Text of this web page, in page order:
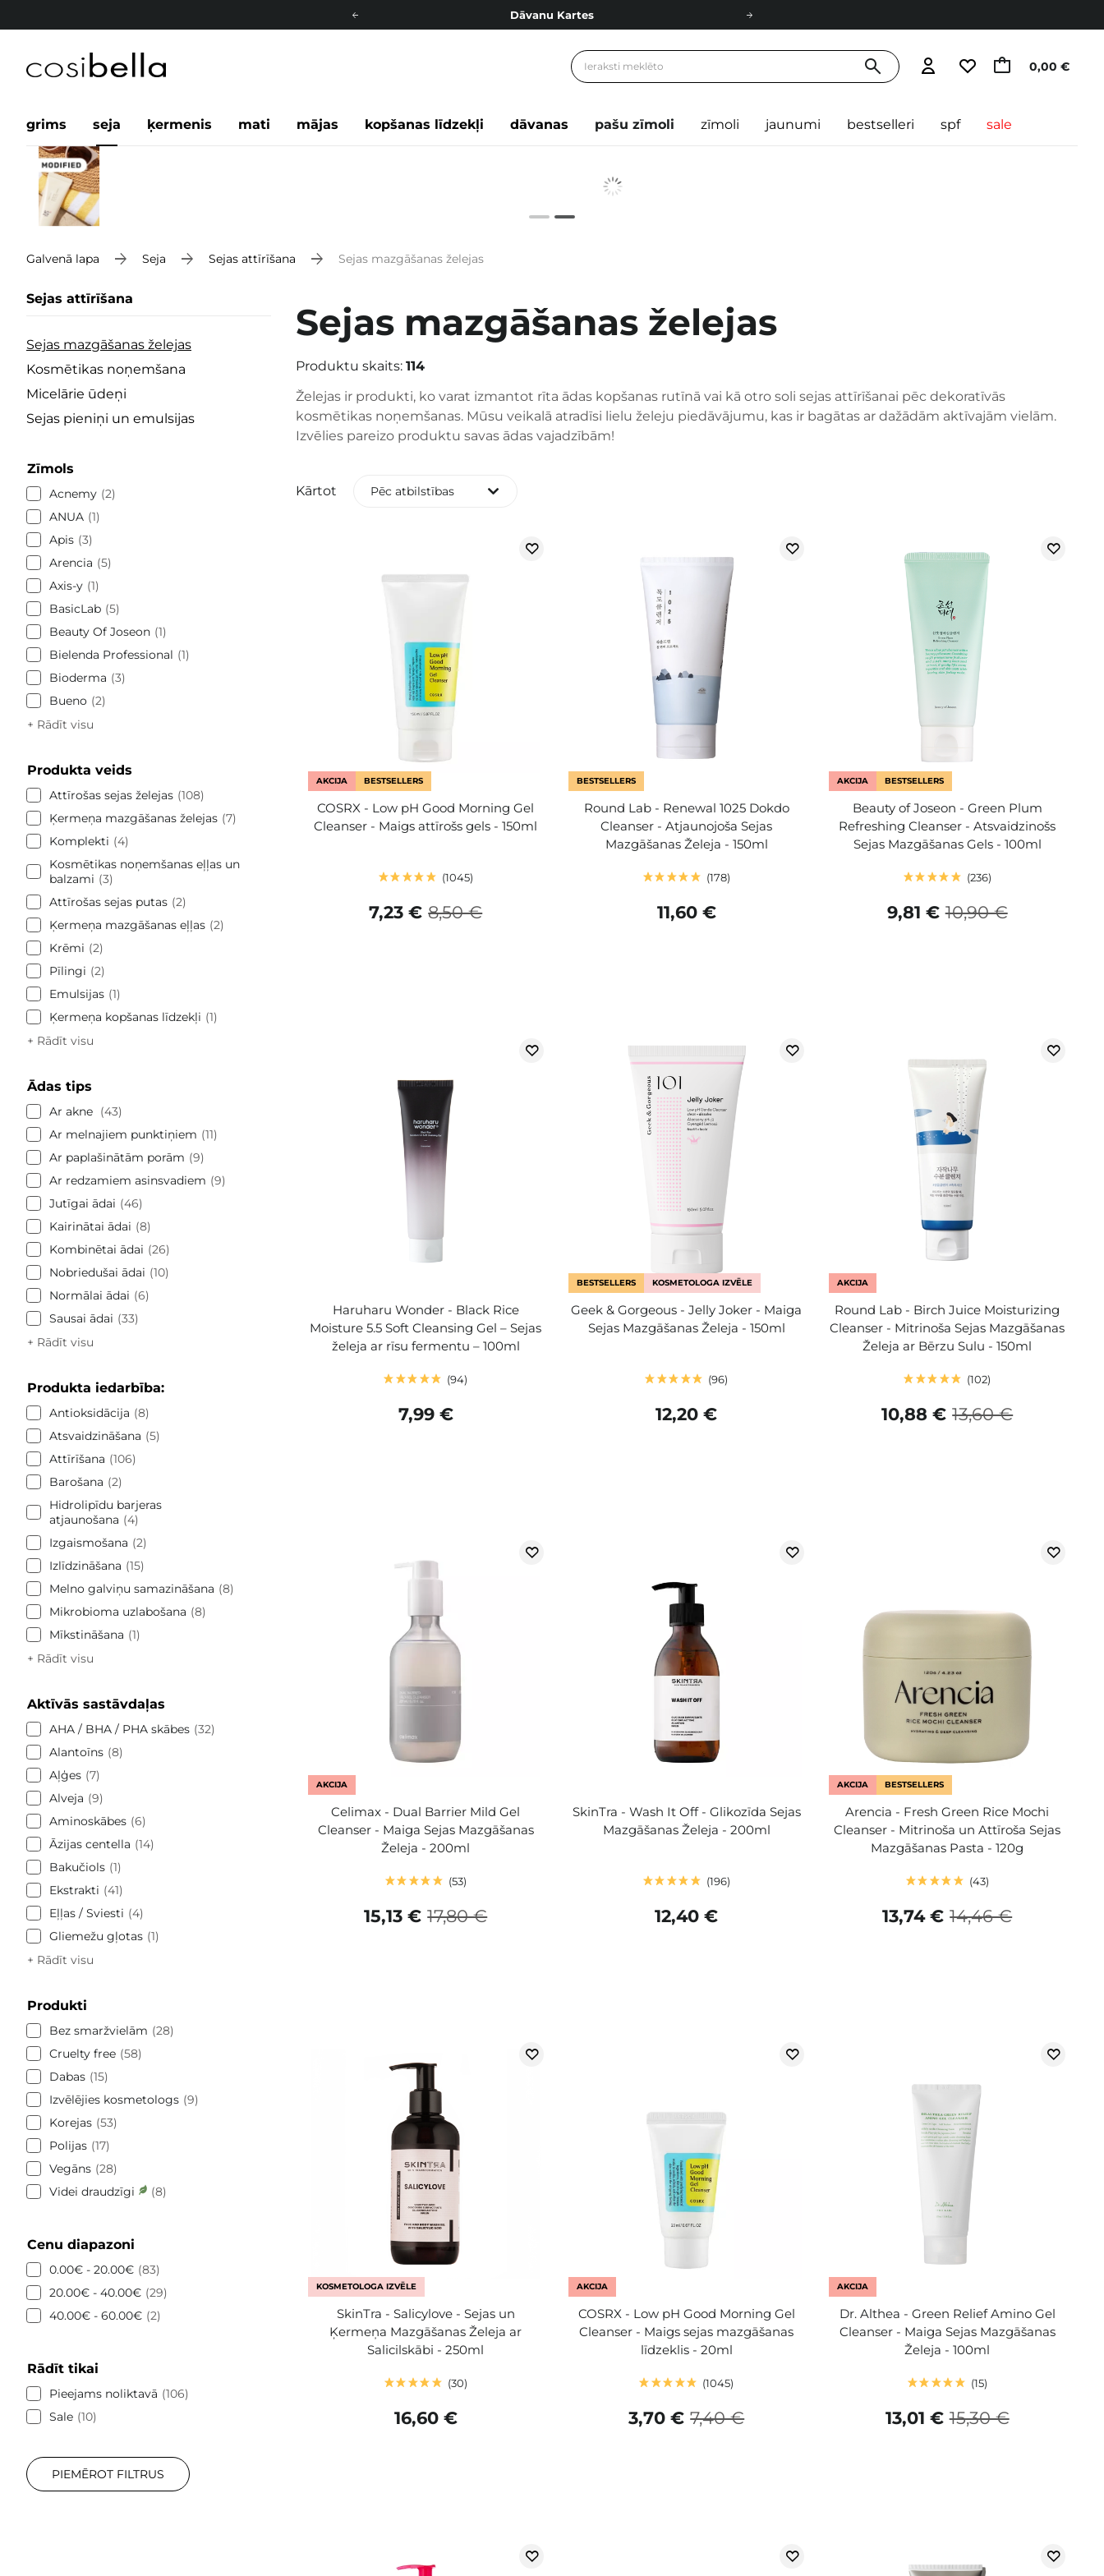
Dāvanu Kartes
Bezmaskas piegāde no 49,00 € 0,00 €
grims seja ķermenis mati mājas kopšanas līdzekļi dāvanas pašu zīmoli zīmoli jaunumi bestselleri spf sale
Galvenā lapa Seja Sejas attīrīšana Sejas mazgāšanas želejas
Sejas attīrīšana
Sejas mazgāšanas želejas
Kosmētikas noņemšana
Micelārie ūdeņi
Sejas pieniņi un emulsijas
Zīmols
Acnemy 2
ANUA 1
Apis 3
Arencia
5
Axis-y 1
BasicLab 5
Beauty Of Joseon 1
Bielenda Professional
1
Bioderma
3
Bueno 2
+ Rādīt visu
Produkta veids
Attīrošas sejas želejas 108
Ķermeņa mazgāšanas želejas 7
Komplekti
4
Kosmētikas noņemšanas eļļas un
balzami
3
Attīrošas sejas putas 2
Ķermeņa mazgāšanas eļļas 2
Krēmi
2
Pīlingi
2
Emulsijas 1
Ķermeņa kopšanas līdzekļi
1
+ Rādīt visu
Ādas tips
Ar akne
43
Ar melnajiem punktiņiem
11
Ar paplašinātām porām
9
Ar redzamiem asinsvadiem
9
Jutīgai ādai
46
Kairinātai ādai
8
Kombinētai ādai
26
Nobriedušai ādai
10
Normālai ādai
6
Sausai ādai
33
+ Rādīt visu
Produkta iedarbība:
Antioksidācija
8
Atsvaidzināšana
5
Attīrīšana
106
Barošana
2
Hidrolipīdu barjeras
atjaunošana
4
Izgaismošana
2
Izlīdzināšana
15
Melno galviņu samazināšana
8
Mikrobioma uzlabošana
8
Mīkstināšana
1
+ Rādīt visu
Aktīvās sastāvdaļas
AHA / BHA / PHA skābes 32
Alantoīns 8
Aļģes 7
Alveja
9
Aminoskābes 6
Āzijas centella
14
Bakučiols 1
Ekstrakti
41
Eļļas / Sviesti
4
Gliemežu gļotas 1
+ Rādīt visu
Produkti
Bez smaržvielām
28
Cruelty free 58
Dabas 15
Izvēlējies kosmetologs 9
Korejas 53
Polijas 17
Vegāns 28
Videi draudzīgi
8
Cenu diapazoni
0.00€ - 20.00€ 83
20.00€ - 40.00€ 29
40.00€ - 60.00€ 2
Rādīt tikai
Pieejams noliktavā
106
Sale 10
PIEMĒROT FILTRUS
Sejas mazgāšanas želejas
Produktu skaits: 114
Želejas ir produkti, ko varat izmantot rīta ādas kopšanas rutīnā vai kā otro soli sejas attīrīšanai pēc dekoratīvās
kosmētikas noņemšanas. Mūsu veikalā atradīsi lielu želeju piedāvājumu, kas ir bagātas ar dažādām aktīvajām vielām.
Izvēlies pareizo produktu savas ādas vajadzībām!
Kārtot Pēc atbilstības
AKCIJA BESTSELLERS
COSRX - Low pH Good Morning Gel
Cleanser - Maigs attīrošs gels - 150ml
1045
8,50 €
7,23 €
BESTSELLERS
Round Lab - Renewal 1025 Dokdo
Cleanser - Atjaunojoša Sejas
Mazgāšanas Želeja - 150ml
178
11,60 €
AKCIJA BESTSELLERS
Beauty of Joseon - Green Plum
Refreshing Cleanser - Atsvaidzinošs
Sejas Mazgāšanas Gels - 100ml
236
10,90 €
9,81 €
Haruharu Wonder - Black Rice
Moisture 5.5 Soft Cleansing Gel – Sejas
želeja ar rīsu fermentu – 100ml
94
7,99 €
BESTSELLERS KOSMETOLOGA IZVĒLE
Geek & Gorgeous - Jelly Joker - Maiga
Sejas Mazgāšanas Želeja - 150ml
96
12,20 €
AKCIJA
Round Lab - Birch Juice Moisturizing
Cleanser - Mitrinoša Sejas Mazgāšanas
Želeja ar Bērzu Sulu - 150ml
102
13,60 €
10,88 €
AKCIJA
Celimax - Dual Barrier Mild Gel
Cleanser - Maiga Sejas Mazgāšanas
Želeja - 200ml
53
17,80 €
15,13 €
SkinTra - Wash It Off - Glikozīda Sejas
Mazgāšanas Želeja - 200ml
196
12,40 €
AKCIJA BESTSELLERS
Arencia - Fresh Green Rice Mochi
Cleanser - Mitrinoša un Attīroša Sejas
Mazgāšanas Pasta - 120g
43
14,46 €
13,74 €
KOSMETOLOGA IZVĒLE
SkinTra - Salicylove - Sejas un
Ķermeņa Mazgāšanas Želeja ar
Salicilskābi - 250ml
30
16,60 €
AKCIJA
COSRX - Low pH Good Morning Gel
Cleanser - Maigs sejas mazgāšanas
līdzeklis - 20ml
1045
7,40 €
3,70 €
AKCIJA
Dr. Althea - Green Relief Amino Gel
Cleanser - Maiga Sejas Mazgāšanas
Želeja - 100ml
15
15,30 €
13,01 €